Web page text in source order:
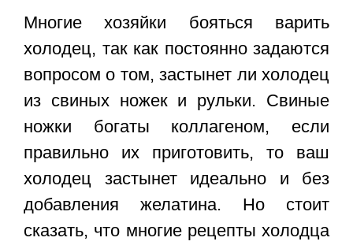
Многие хозяйки бояться варить
холодец, так как постоянно задаются
вопросом о том, застынет ли холодец
из свиных ножек и рульки. Свиные
ножки богаты коллагеном, если
правильно их приготовить, то ваш
холодец застынет идеально и без
добавления желатина. Но стоит
сказать, что многие рецепты холодца